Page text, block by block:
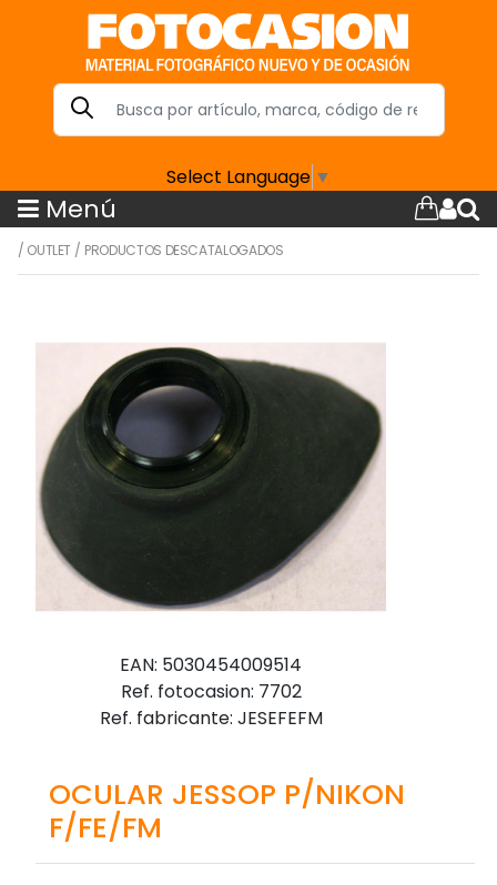
Select Language ▼
Menú
/ OUTLET / PRODUCTOS DESCATALOGADOS
EAN: 5030454009514
Ref. fotocasion: 7702
Ref. fabricante: JESEFEFM
OCULAR JESSOP P/NIKON
F/FE/FM